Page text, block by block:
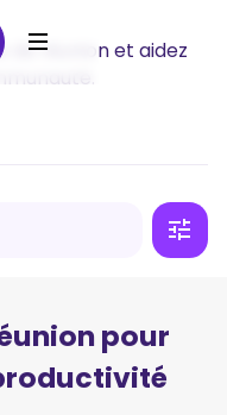
réunion et aidez
UX
pour